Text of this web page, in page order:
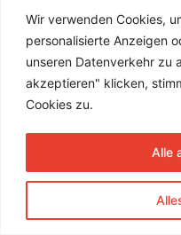
Wir verwenden Cookies,
personalisierte Anzeigen
unseren Datenverkehr zu
akzeptieren" klicken,
Cookies zu.
Alle